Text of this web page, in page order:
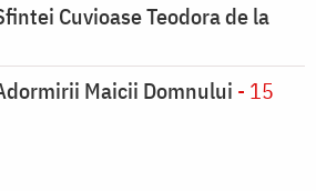
Cuvioase Teodora de la
Maicii Domnului - 15